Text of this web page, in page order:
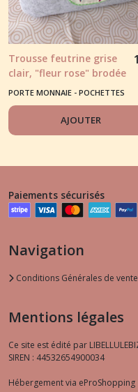
Trousse feutrine grise
clair, "fleur rose" brodée
PORTE MONNAIE - POCHETTES
BRODÉES
AJOUTER
Paiements sécurisés
Navigation
Conditions Générales de vente
Mentions légales
Ce site est édité par
SIREN : 44532654900034
Hébergement via eProShopping